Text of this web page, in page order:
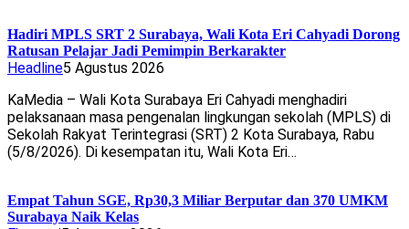
Hadiri MPLS SRT 2 Surabaya, Wali Kota Eri Cahyadi Dorong
Ratusan Pelajar Jadi Pemimpin Berkarakter
Headline5 Agustus 2026
KaMedia – Wali Kota Surabaya Eri Cahyadi menghadiri
pelaksanaan masa pengenalan lingkungan sekolah (MPLS) di
Sekolah Rakyat Terintegrasi (SRT) 2 Kota Surabaya, Rabu
(5/8/2026). Di kesempatan itu, Wali Kota Eri…
Empat Tahun SGE, Rp30,3 Miliar Berputar dan 370 UMKM
Surabaya Naik Kelas